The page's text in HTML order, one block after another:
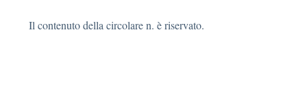
Il contenuto della circolare n. è riservato.